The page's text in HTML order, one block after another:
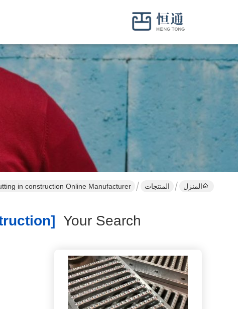
المنزل المنتجات in construction Online Manufacturer
Your Search
[planking And Strutting In Construction ]